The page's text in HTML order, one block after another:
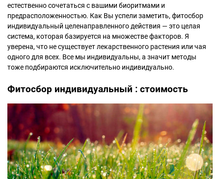
естественно сочетаться с вашими биоритмами и
предрасположенностью. Как Вы успели заметить, фитосбор
индивидуальный целенаправленного действия — это целая
система, которая базируется на множестве факторов. Я
уверена, что не существует лекарственного растения или чая
одного для всех. Все мы индивидуальны, а значит методы
тоже подбираются исключительно индивидуально.
Фитосбор индивидуальный : стоимость